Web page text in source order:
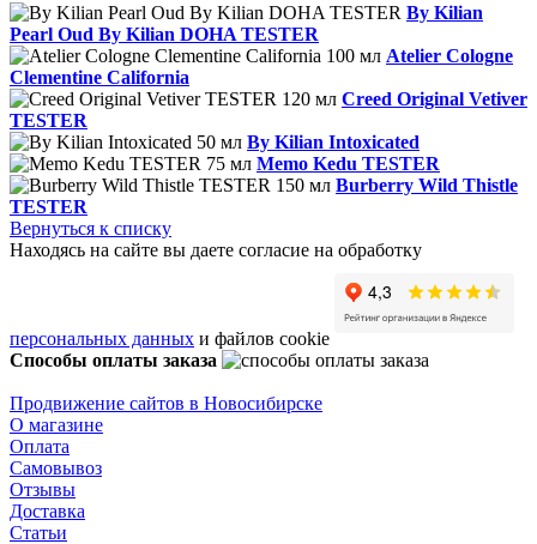
By Kilian
Pearl Oud By Kilian DOHA TESTER
Atelier Cologne
Clementine California
Creed Original Vetiver
TESTER
By Kilian Intoxicated
Memo Kedu TESTER
Burberry Wild Thistle
TESTER
Вернуться к списку
Находясь на сайте вы даете согласие на обработку
персональных данных и файлов cookie
Способы оплаты заказа
Продвижение сайтов в Новосибирске
О магазине
Оплата
Самовывоз
Отзывы
Доставка
Статьи